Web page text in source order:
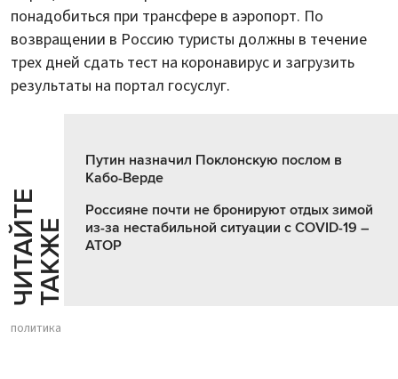
понадобиться при трансфере в аэропорт. По
возвращении в Россию туристы должны в течение
трех дней сдать тест на коронавирус и загрузить
результаты на портал госуслуг.
Ч
И
Т
АЙ
Т
Е
Т
А
К
ЖЕ
Путин назначил Поклонскую послом в
Кабо-Верде
Россияне почти не бронируют отдых зимой
из-за нестабильной ситуации с COVID-19 –
АТОР
политика